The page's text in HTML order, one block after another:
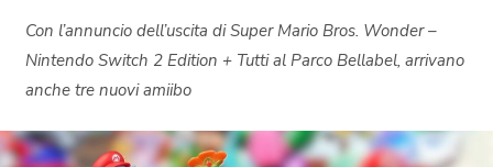
Con l’annuncio dell’uscita di Super Mario Bros. Wonder –
Nintendo Switch 2 Edition + Tutti al Parco Bellabel, arrivano
anche tre nuovi amiibo